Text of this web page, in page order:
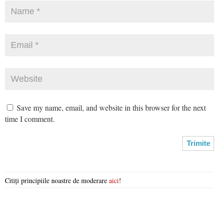
Save my name, email, and website in this browser for the next
time I comment.
Citiți principiile noastre de moderare aici!